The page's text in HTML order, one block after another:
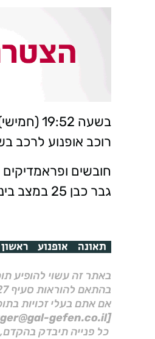
רוכב אופנוע לרכב
חובשים ופראמדיקים
גבר כבן 25 במצב בינוני עם חבלות בגפיים.
תאונה אופנוע ראשון
באתר זה עשוי להופיע
בהתאם להוראות סעיף 27א לחוק זכויות יוצרים, התשס"ח–2007.
אם אתם בעלי זכויות
[Manager@gal-gefen.co.il]
כל פנייה תיבדק